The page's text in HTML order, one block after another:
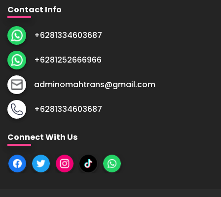
Contact Info
+6281334603687
+6281252666966
adminomahtrans@gmail.com
+6281334603687
Connect With Us